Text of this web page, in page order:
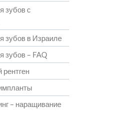
зубов с
зубов в Израиле
зубов – FAQ
рентген
– наращивание